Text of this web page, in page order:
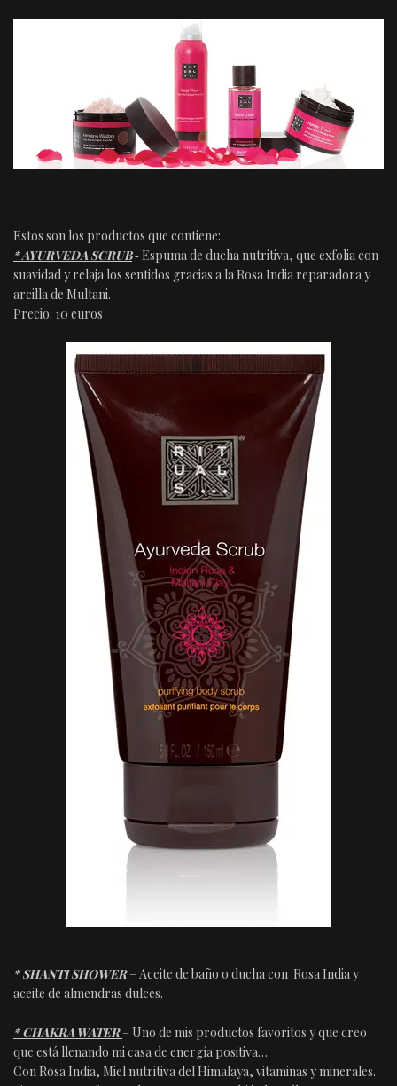
Estos son los productos que contiene:
* AYURVEDA SCRUB‐ Espuma de ducha nutritiva, que exfolia con
suavidad y relaja los sentidos gracias a la Rosa India reparadora y
arcilla de Multani.
Precio: 10 euros
* SHANTI SHOWER – Aceite de baño o ducha con Rosa India y
aceite de almendras dulces.
* CHAKRA WATER – Uno de mis productos favoritos y que creo
que está llenando mi casa de energía positiva…
Con Rosa India, Miel nutritiva del Himalaya, vitaminas y minerales.